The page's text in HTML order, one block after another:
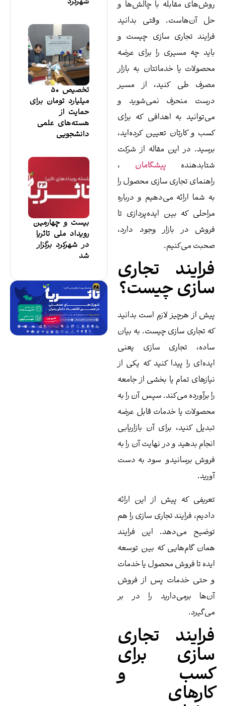
مقابله با چالش‌ها و
آن‌هاست. وقتی بدانید
تجاری سازی چیست و
چه مسیری را برای عرضه
یا خدماتتان به بازار
طی کنید، از مسیر
منحرف نمی‌شوید و
به اهدافی که برای
و کارتان تعیین کرده‌اید،
در این مقاله از شرکت
پیشگامان
تجاری سازی محصول را
شما ارائه می‌دهیم و درباره
که بین ایده‌پردازی تا
در بازار وجود دارد،
می‌کنیم.
تجاری
چیست؟
از هرچیز لازم است بدانید
تجاری سازی چیست. به بیان
تجاری سازی یعنی
را پیدا کنید که یکی از
تمام یا بخشی از جامعه
برآورده می‌کند. سپس آن را به
یا خدمات قابل عرضه
کنید، برای آن بازاریابی
بدهید و در نهایت آن را به
برسانیدو سود به دست
که پیش از این ارائه
فرایند تجاری سازی را هم
می‌دهد. این فرایند
گام‌هایی که بین توسعه
تا فروش محصول یا خدمات
حتی خدمات پس از فروش
برمی‌دارید را در بر
تجاری
برای
و
تخصیص ۵۰
میلیارد تومان برای
حمایت از
هسته‌های علمی
دانشجویی
بیست و چهارمین
رویداد ملی تاثریا
در شهرکرد برگزار